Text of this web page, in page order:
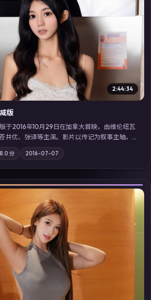
▶
2:44:34
版
于2016年10月29日在加拿大首映，由维伦纽瓦
井优、张译等主演。影片以传记为叙事主轴，
倒计时结束前做出抉择；摄影与配乐强化地域
过「国产免费观看高清电视剧在线看」延展检
，畅享高清在线追剧体验。
8.0 分 2016-07-07
▶